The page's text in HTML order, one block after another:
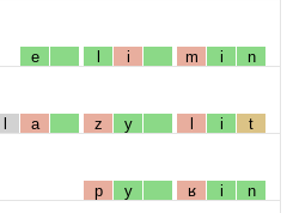
e l i m i n
l a z y l i t
p y ʁ i n